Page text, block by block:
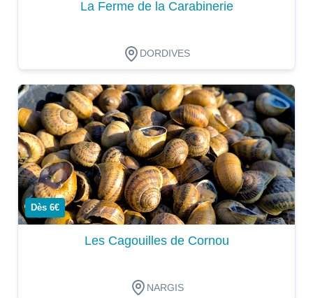
La Ferme de la Carabinerie
DORDIVES
Dégustation
Dès 6€
Les Cagouilles de Cornou
NARGIS